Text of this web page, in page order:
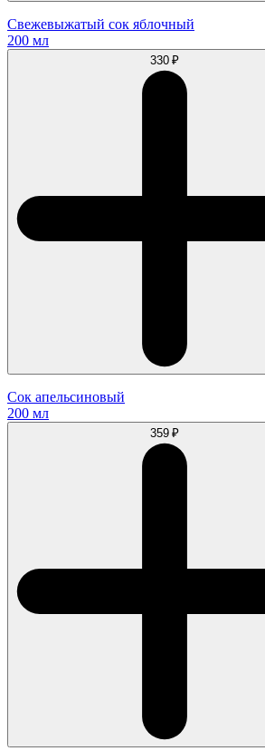
Свежевыжатый сок яблочный
200 мл
330 ₽
Сок апельсиновый
200 мл
359 ₽